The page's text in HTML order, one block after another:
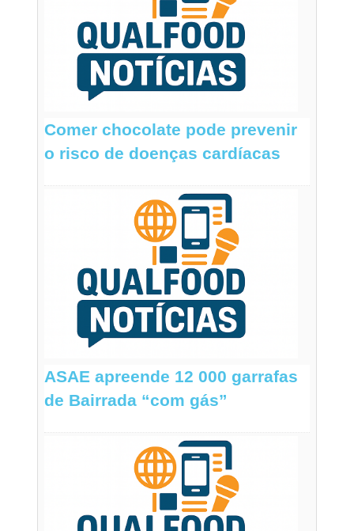
Comer chocolate pode prevenir
o risco de doenças cardíacas
ASAE apreende 12 000 garrafas
de Bairrada “com gás”